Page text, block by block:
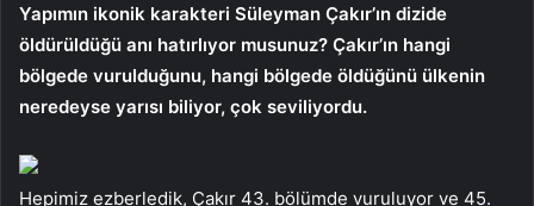
Yapımın ikonik karakteri Süleyman Çakır’ın dizide
öldürüldüğü anı hatırlıyor musunuz? Çakır’ın hangi
bölgede vurulduğunu, hangi bölgede öldüğünü ülkenin
neredeyse yarısı biliyor, çok seviliyordu.
Hepimiz ezberledik, Çakır 43. bölümde vuruluyor ve 45.